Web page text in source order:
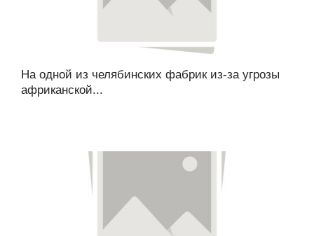
На одной из челябинских фабрик из-за угрозы
африканской...